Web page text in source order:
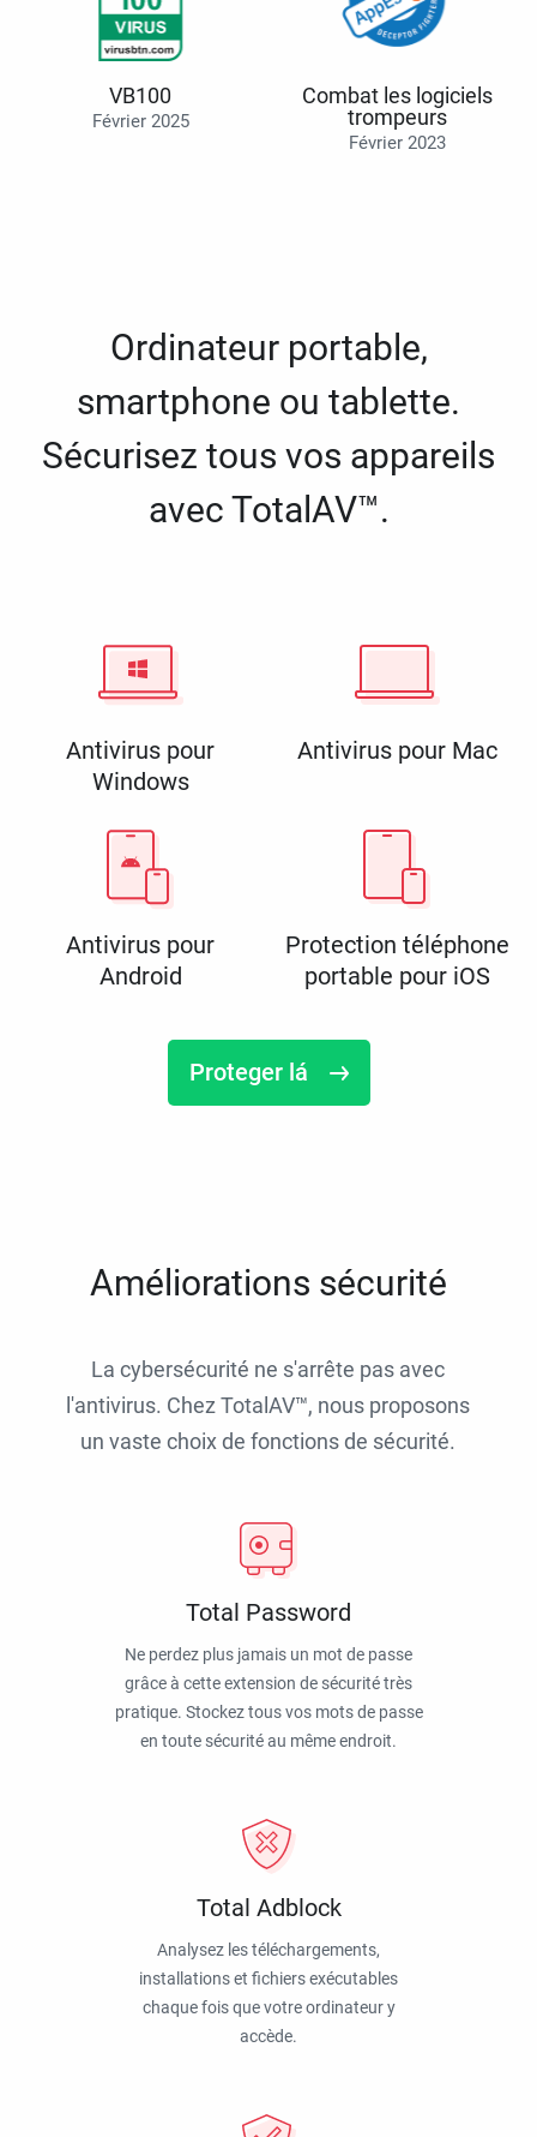
VB100
Février 2025
Combat les logiciels
trompeurs
Février 2023
Ordinateur portable,
smartphone ou tablette.
Sécurisez tous vos appareils
avec TotalAV™.
Antivirus pour
Windows
Antivirus pour Mac
Antivirus pour
Android
Protection téléphone
portable pour iOS
Proteger lá
Améliorations sécurité
La cybersécurité ne s'arrête pas avec
l'antivirus. Chez TotalAV™, nous proposons
un vaste choix de fonctions de sécurité.
Total Password
Ne perdez plus jamais un mot de passe
grâce à cette extension de sécurité très
pratique. Stockez tous vos mots de passe
en toute sécurité au même endroit.
Total Adblock
Analysez les téléchargements,
installations et fichiers exécutables
chaque fois que votre ordinateur y
accède.